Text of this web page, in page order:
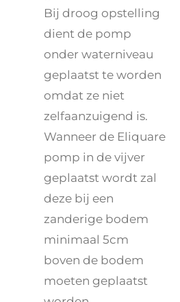
Bij droog opstelling
dient de pomp
onder waterniveau
geplaatst te worden
omdat ze niet
zelfaanzuigend is.
Wanneer de Eliquare
pomp in de vijver
geplaatst wordt zal
deze bij een
zanderige bodem
minimaal 5cm
boven de bodem
moeten geplaatst